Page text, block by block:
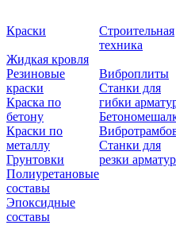
Краски
Жидкая кровля
Резиновые
краски
Краска по
бетону
Краски по
металлу
Грунтовки
Полиуретановые
составы
Эпоксидные
составы
Строительная
техника
Виброплиты
Станки для
гибки
Станки для
резки